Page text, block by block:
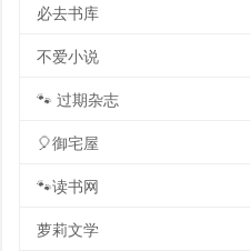
必去书库
不爱小说
🐾 过期杂志
🎈御宅屋
🐾读书网
萝莉文学